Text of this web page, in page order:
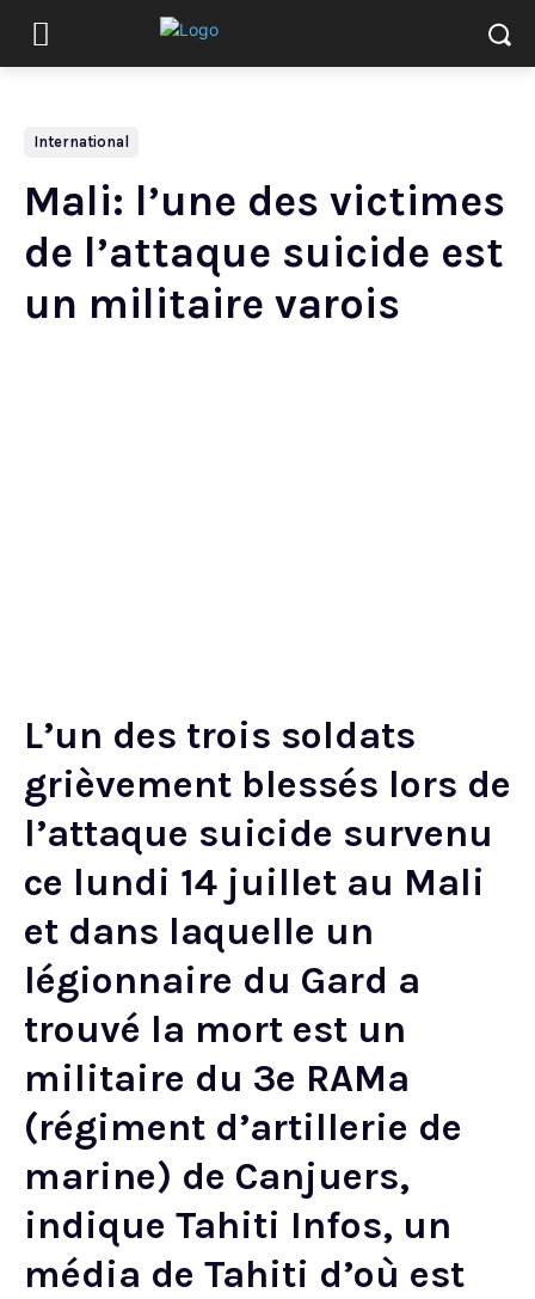
International
Mali: l’une des victimes
de l’attaque suicide est
un militaire varois
L’un des trois soldats
grièvement blessés lors de
l’attaque suicide survenu
ce lundi 14 juillet au Mali
et dans laquelle un
légionnaire du Gard a
trouvé la mort est un
militaire du 3e RAMa
(régiment d’artillerie de
marine) de Canjuers,
indique Tahiti Infos, un
média de Tahiti d’où est